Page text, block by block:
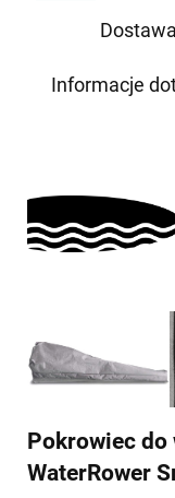
której dane dotyczą,
żądania zaprzestania
Informacje
Pokrowiec
WaterRower